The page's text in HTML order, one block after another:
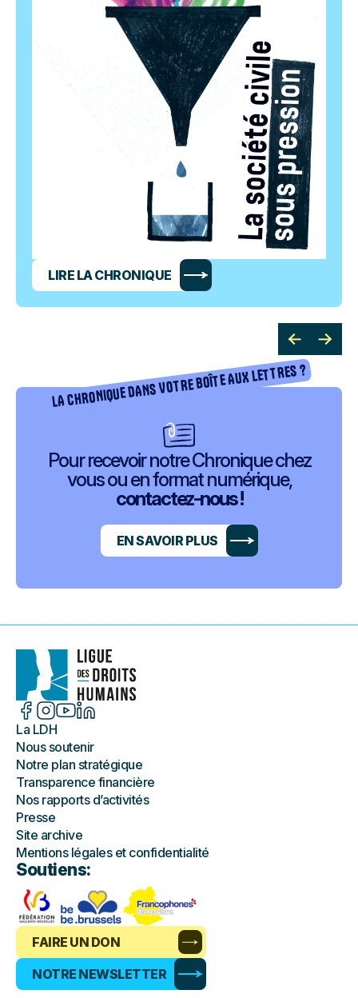
LIRE LA CHRONIQUE
LA CHRONIQUE DANS VOTRE BOÎTE AUX LETTRES ?
Pour recevoir notre Chronique chez
vous ou en format numérique,
contactez-nous !
EN SAVOIR PLUS
La LDH
Nous soutenir
Notre plan stratégique
Transparence financière
Nos rapports d’activités
Presse
Site archive
Mentions légales et confidentialité
Soutiens:
FAIRE UN DON
NOTRE NEWSLETTER